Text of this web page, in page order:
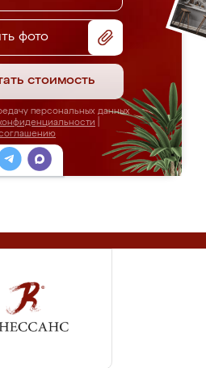
фото
стоимость
персональных данных